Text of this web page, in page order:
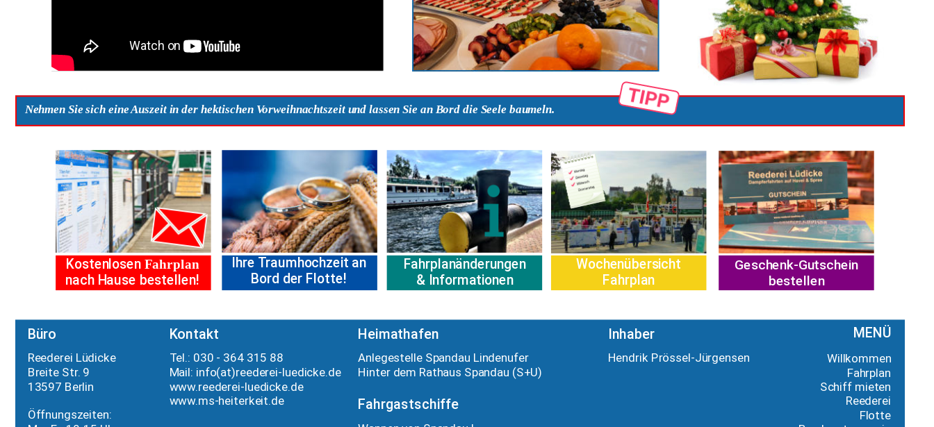
Nehmen Sie sich eine Auszeit in der hektischen Vorweihnachtszeit und lassen Sie an Bord die Seele baumeln.
Ihre Traumhochzeit an
Bord der Flotte!
Fahrplanänderungen
& Informationen
Kostenlosen Fahrplan
nach Hause bestellen!
Wochenübersicht
Fahrplan
Geschenk-Gutschein
bestellen
MENÜ
Willkommen
Fahrplan
Schiff mieten
Reederei
Flotte
Büro
Reederei Lüdicke
Breite Str. 9
13597 Berlin
Öffnungszeiten:
Heimathafen
Anlegestelle Spandau Lindenufer
Hinter dem Rathaus Spandau (S+U)
Fahrgastschiffe
Kontakt
Tel.: 030 - 364 315 88
Mail: info(at)reederei-luedicke.de
www.reederei-luedicke.de
www.ms-heiterkeit.de
Inhaber
Hendrik Prössel-Jürgensen